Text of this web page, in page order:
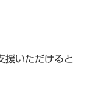
援いただけると